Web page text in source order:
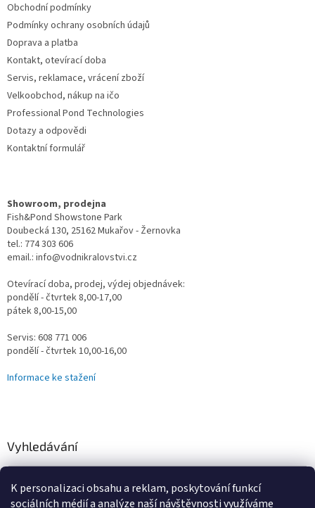
K personalizaci obsahu a reklam, poskytování funkcí
sociálních médií a analýze naší návštěvnosti využíváme
Obchodní podmínky
Podmínky ochrany osobních údajů
Doprava a platba
Kontakt, otevírací doba
Servis, reklamace, vrácení zboží
Velkoobchod, nákup na ičo
Professional Pond Technologies
Dotazy a odpovědi
Kontaktní formulář
Showroom, prodejna
Fish&Pond Showstone Park
Doubecká 130, 25162 Mukařov - Žernovka
tel.: 774 303 606
email.: info@vodnikralovstvi.cz
Otevírací doba, prodej, výdej objednávek:
pondělí - čtvrtek 8,00-17,00
pátek 8,00-15,00
Servis: 608 771 006
pondělí - čtvrtek 10,00-16,00
Informace ke stažení
Vyhledávání
HLEDAT